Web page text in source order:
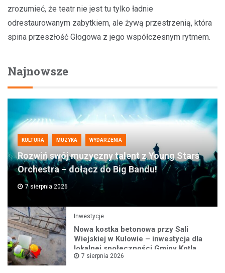
zrozumieć, że teatr nie jest tu tylko ładnie
odrestaurowanym zabytkiem, ale żywą przestrzenią, która
spina przeszłość Głogowa z jego współczesnym rytmem.
Najnowsze
KULTURA MUZYKA WYDARZENIA
Rozwiń swój muzyczny talent z Young Stars
Orchestra – dołącz do Big Bandu!
7 sierpnia 2026
Inwestycje
Nowa kostka betonowa przy Sali
Wiejskiej w Kulowie – inwestycja dla
lokalnej społeczności Gminy Kotla
7 sierpnia 2026